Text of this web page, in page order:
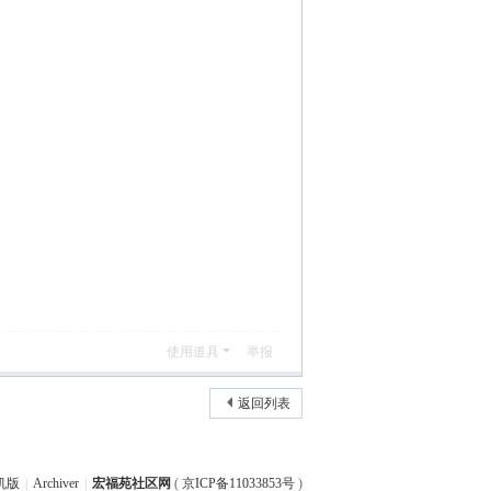
使用道具 举报
返回列表
版 Archiver 宏福苑社区网 ( 京ICP备11033853号)